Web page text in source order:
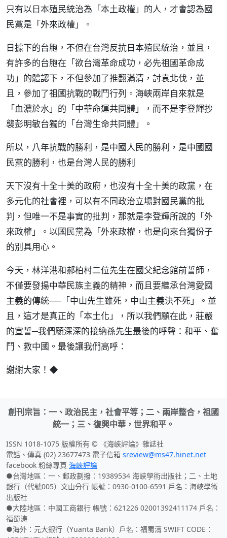
只有以日本殖民統治為「本土政權」的人，才會認為國
民黨是「外來政權」。
日據下的台胞，不但在台灣反抗日本殖民統治，並且，
有許多的台胞在「欲台灣革命成功，必先祖國革命成
功」的體認下，不但參加了推翻滿清，討袁北伐，並
且，參加了祖國抗戰的戰鬥行列。海峽兩岸自來就是
「血濃於水」的「中華命運共同體」，而不是李登輝抄
襲彭明敏台獨的「台灣生命共同體」。
所以，八年抗戰的勝利，是中國人民的勝利，是中國國
民黨的勝利，也是台灣人民的勝利
天下沒有十全十美的政府，也沒有十全十美的政黨，在
多元化的社會裡，可以有不同政治立場對國民黨的批
判，但唯一不是事實的批判，那就是李登輝所說的「外
來政權」。以國民黨為「外來政權，也是向來台獨份子
的別具用心。
今天，林洋港和郝柏村二位先生在國父紀念館前誓師，
不僅要發揚中華民族主義的精神，而且要繼承台灣愛國
主義的傳統──「中山先生雖死，中山主義決不死」。並
且，這才是真正的「本土化」，所以我們願在此，莊嚴
的宣誓─我們願深深的接納孫先生最後的呼聲：和平、奮
鬥、救中國。最後讓我們高呼：
謝謝大家！◆
創刊宗旨：一、政治民主，社會平等；二、兩岸整合，祖國
統一；三、復興中華，世界和平。
ISSN 1018-1075 版權所有 © 《海峽評論》雜誌社
電話、傳真 (02) 23677473 電子信箱 sreview@ms47.hinet.net
facebook 粉絲專頁 海峽評論
●台灣地區：一、郵政劃撥：19389534 海峽學術出版社；二、土地
銀行（代號005）文山分行 帳號：0930-0100-6591 戶名：海峽學術
出版社
●大陸地區：中國工商銀行 帳號：621226 02001392411174 戶名：
福蜀涛
●海外：元大銀行（Yuanta Bank）戶名：福蜀濤 SWIFT CODE：